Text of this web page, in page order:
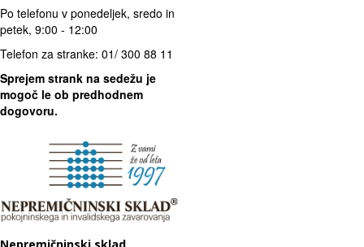
Po telefonu v ponedeljek, sredo in
petek, 9:00 - 12:00
Telefon za stranke: 01/ 300 88 11
Sprejem strank na sedežu je
mogoč le ob predhodnem
dogovoru.
Nepremičninski sklad